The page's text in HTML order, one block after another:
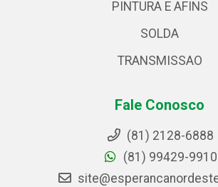
PINTURA E AFINS
SOLDA
TRANSMISSAO
Fale Conosco
(81) 2128-6888
(81) 99429-9910